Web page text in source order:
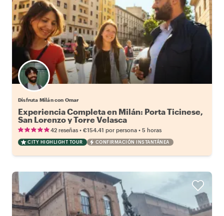
Disfruta Milán con Omar
Experiencia Completa en Milán: Porta Ticinese,
San Lorenzo y Torre Velasca
42 reseñas • €154.41 por persona • 5 horas
CITY HIGHLIGHT TOUR CONFIRMACIÓN INSTANTÁNEA